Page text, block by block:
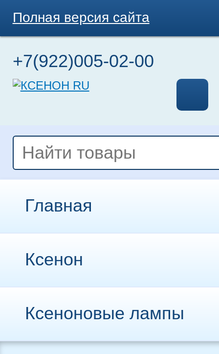
Полная версия сайта
+7(922)005-02-00
Главная
Ксенон
Ксеноновые лампы